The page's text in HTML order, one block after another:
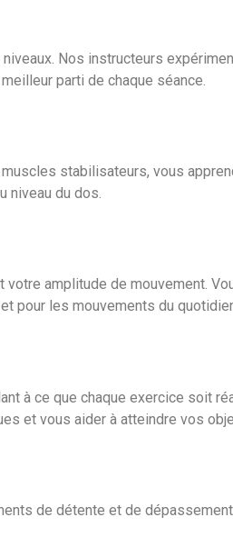
Nos instructeurs
parti de chaque séance.
stabilisateurs, vous
niveau du dos.
amplitude de mouvement.
pour les mouvements du
à ce que chaque exercice soit
et vous aider à atteindre vos
de détente et de